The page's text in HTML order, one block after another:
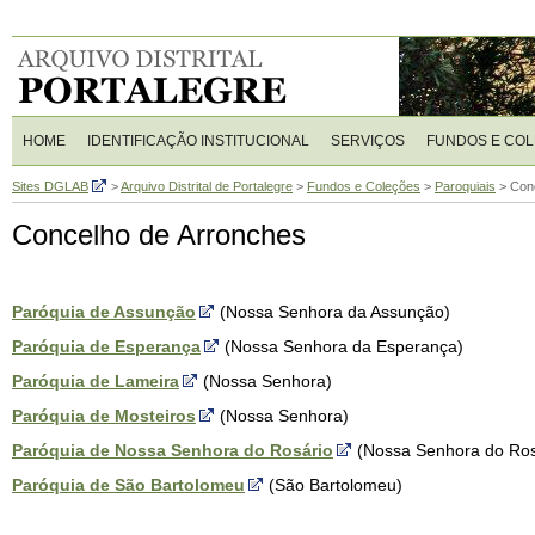
HOME IDENTIFICAÇÃO INSTITUCIONAL SERVIÇOS FUNDOS E
Sites DGLAB >Arquivo Distrital de Portalegre > Fundos e Coleções > Paroquiais >
Concelho de Arronches
Paróquia de Assunção
(Nossa Senhora da Assunção)
Paróquia de Esperança
(Nossa Senhora da Esperança)
Paróquia de Lameira
(Nossa Senhora)
Paróquia de Mosteiros
(Nossa Senhora)
Paróquia de Nossa Senhora do Rosário
(Nossa Senhora do
Paróquia de São Bartolomeu
(São Bartolomeu)